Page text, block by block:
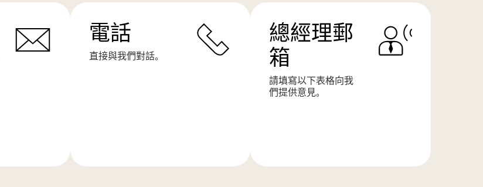
電話
直接與我們對話。
總經理郵
箱
請填寫以下表格向我
們提供意見。